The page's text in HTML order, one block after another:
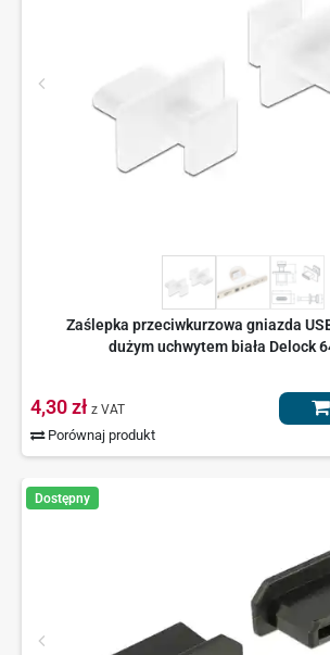
Zaślepka przeciwkurzowa gniazda
dużym uchwytem biała Delock
4,30 zł z VAT
Porównaj produkt
Dostępny